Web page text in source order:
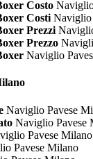
Costo
Costi Naviglio
Prezzi
Prezzo
Naviglio
Naviglio Pavese
Naviglio Pavese
Pavese Milano
Pavese Milano